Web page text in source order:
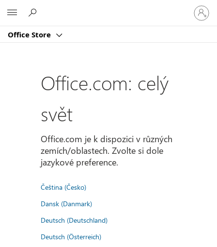
Office Store
se
ke
účtu
Office.com: celý
svět
Office.com je k dispozici v různých
zemích/oblastech. Zvolte si dole
jazykové preference.
Čeština (Česko)
Dansk (Danmark)
Deutsch (Deutschland)
Deutsch (Österreich)